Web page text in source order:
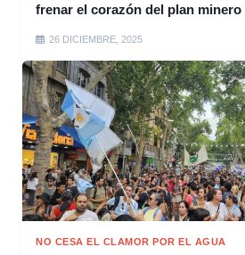
frenar el corazón del plan minero
26 DICIEMBRE, 2025
NO CESA EL CLAMOR POR EL AGUA